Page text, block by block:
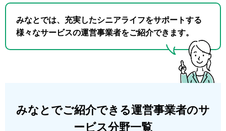
みなとでは、充実したシニアライフをサポートする
様々なサービスの運営事業者をご紹介できます。
みなとでご紹介できる運営事業者のサ
ービス分野一覧